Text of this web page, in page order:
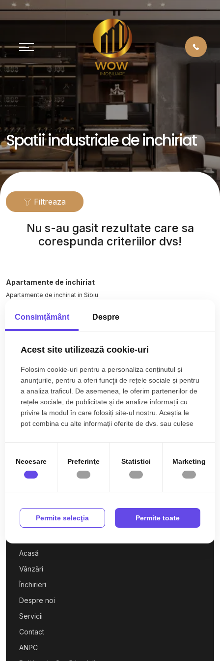
Spatii industriale de inchiriat
Filtreaza
Nu s-au gasit rezultate care sa
corespunda criteriilor dvs!
Apartamente de inchiriat
Apartamente de inchiriat in Sibiu
Apartamente de inchiriat in Sibiu Cedonia
Spatii birouri de inchiriat
Spatii comerciale de inchiriat
Spatii comerciale de inchiriat in Sibiu
Spatii comerciale de inchiriat in Sibiu Sub Arini
Spatii comerciale de inchiriat in Sibiu Calea Dumbravii
Spatii comerciale de inchiriat in Sibiu Selimbar
Spatii comerciale de inchiriat in Sibiu Central
Acasă
Vânzări
Închirieri
Despre noi
Servicii
Contact
ANPC
Consimţământ Despre
Acest site utilizează cookie-uri
Folosim cookie-uri pentru a personaliza conținutul și
anunțurile, pentru a oferi funcţii de rețele sociale și pentru
a analiza traficul. De asemenea, le oferim partenerilor de
rețele sociale, de publicitate şi de analize informații cu
privire la modul în care folosiți site-ul nostru. Aceștia le
pot combina cu alte informații oferite de dvs. sau culese
Necesare Preferinţe Statistici Marketing
Permite selecţia Permite toate